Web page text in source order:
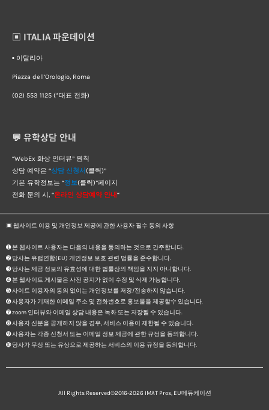
▣ ITALIA 파운데이션
▪︎ 이탈리아
Piazza dell’Orologio, Roma
(02) 553 1125 (*대표 전화)
💬 유학상담 안내
“WebEx 화상 인터뷰” 원칙
상담 예약은 “상담 신청서(클릭)”
기본 유학정보는 “정보(클릭)”페이지
전화 문의 시, “온라인 상담예약 안내“
▣ 웹사이트 이용 및 개인정보 제공에 관한 사용자 필수 동의 사항
➊ 본 웹사이트 사용자는 다음의 내용을 동의하는 것으로 간주합니다.
➋ 당사는 유럽연합(EU) 개인정보 보호 관련 법률을 준수합니다.
➌ 당사는 제공 정보의 유효성에 대한 법률상의 책임을 지지 아니합니다.
➍ 본 웹사이트 게시물은 사전 공지가 없이 수정 및 삭제 가능합니다.
➎ 사이트 이용자의 동의 없이는 개인정보를 저장/전송하지 않습니다.
➏ 사용자가 기재한 이메일 주소 및 전화번호로 홍보물을 제공할수 있습니다.
➐ zoom 인터뷰와 이메일 상담 내용은 녹화 또는 저장될 수 있습니다.
➑ 사용자 신분을 공개하지 않을 경우, 서비스 이용이 제한될 수 있습니다.
➒ 사용자는 각종 신청서 또는 이메일 정보 제공에 관한 규정을 동의합니다.
➓ 당사가 무상 또는 유상으로 제공하는 서비스의 이용 규정을 동의합니다.
All Rights Reserved©2016-2026 IMAT Pros, EU메듀케이션